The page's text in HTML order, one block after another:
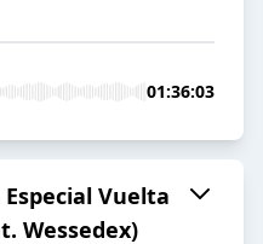
01:36:03
Vuelta
Wessedex)